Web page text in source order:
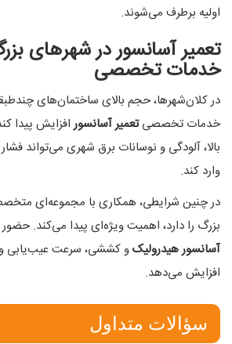
اولیه برطرف می‌شوند.
تعمیر آسانسور در شهرهای
خدمات تخصصی
در کلان‌شهرها، حجم بالای ساختمان‌های
خدمات تخصصیتعمیر آسانسورافزایش پیدا
بالا، آلودگی و نوسانات برق شهری می‌تواند
وارد کند.
در چنین شرایطی، همکاری با مجموعه‌ای
بزرگ را دارد، اهمیت ویژه‌ای پیدا می‌کند. حضور
آسانسور هیدرولیکو کششی، سرعت عیب‌یابی و
افزایش می‌دهد.
سؤالات متداول